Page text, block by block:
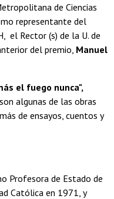
de Ciencias
representante del
el Rector (s) de la U. de
del premio, Manuel
el fuego nunca",
son algunas de las obras
de ensayos, cuentos y
Profesora de Estado de
Católica en 1971, y